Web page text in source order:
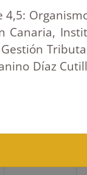
Canaria,
Díaz